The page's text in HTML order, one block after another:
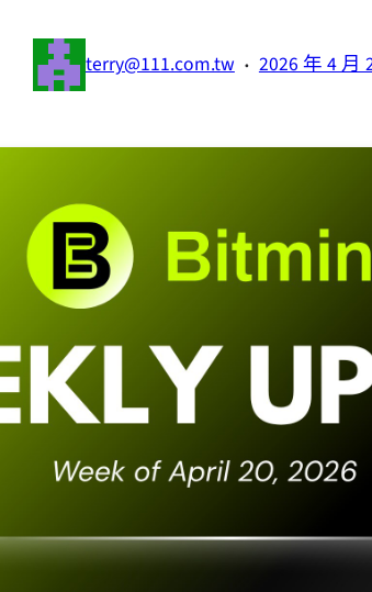
terry@111.com.tw · 2026 年 4 月